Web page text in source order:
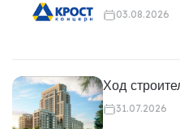
03.08.2026
Ход
31.07.2026